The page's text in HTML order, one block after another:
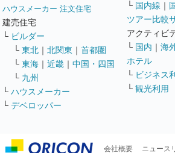
ハウスメーカー 注文住宅
建売住宅
└ ビルダー
└ 東北 ｜ 北関東 ｜ 首都圏
└ 東海 ｜ 近畿 ｜ 中国・四国
└ 九州
└ ハウスメーカー
└ デベロッパー
└ 国内線 ｜
ツアー比較
アクティビ
└ 国内 ｜ 海
ホテル
└ ビジネス
└ 観光利用
会社概要 ニュース